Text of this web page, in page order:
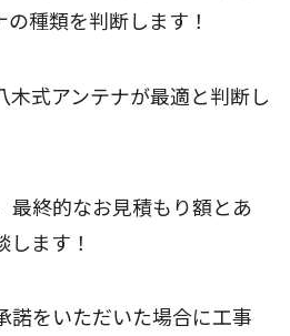
種類を判断します！
木式アンテナが最適と判断し
最終的なお見積もり額とあ
ます！
諾をいただいた場合に工事